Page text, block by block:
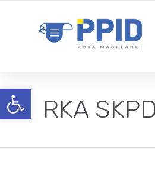
Open toolbar
RKA